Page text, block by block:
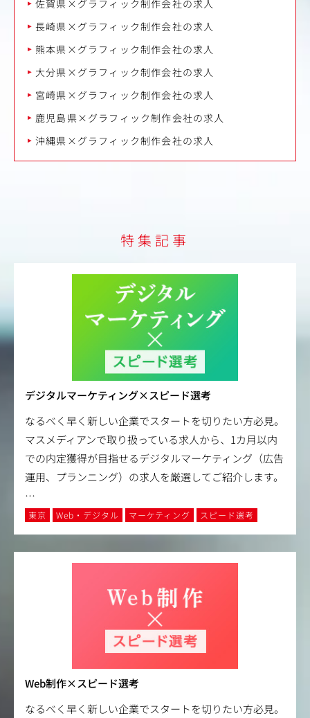
佐賀県×グラフィック制作会社の求人
長崎県×グラフィック制作会社の求人
熊本県×グラフィック制作会社の求人
大分県×グラフィック制作会社の求人
宮崎県×グラフィック制作会社の求人
鹿児島県×グラフィック制作会社の求人
沖縄県×グラフィック制作会社の求人
特集記事
デジタルマーケティング×スピード選考
なるべく早く新しい企業でスタートを切りたい方必見。
マスメディアンで取り扱っている求人から、1カ月以内
での内定獲得が目指せるデジタルマーケティング（広告
運用、プランニング）の求人を厳選してご紹介します。
…
東京 Web・デジタル マーケティング スピード選考
Web制作×スピード選考
なるべく早く新しい企業でスタートを切りたい方必見。